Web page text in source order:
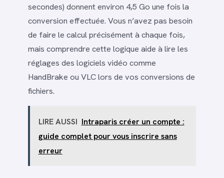
secondes) donnent environ 4,5 Go une fois la
conversion effectuée. Vous n’avez pas besoin
de faire le calcul précisément à chaque fois,
mais comprendre cette logique aide à lire les
réglages des logiciels vidéo comme
HandBrake ou VLC lors de vos conversions de
fichiers.
LIRE AUSSI Intraparis créer un compte :
guide complet pour vous inscrire sans
erreur